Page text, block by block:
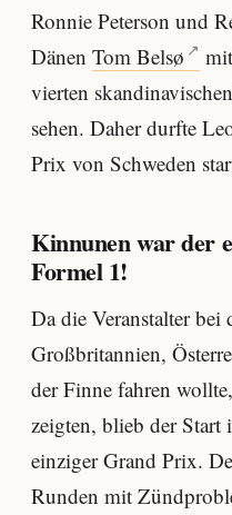
Ronnie Peterson und
Dänen Tom Belsø
vierten
sehen. Daher durfte
Prix von Schweden
Kinnunen war der
Formel 1!
Da die Veranstalter
Großbritannien,
der Finne fahren
zeigten, blieb der
einziger Grand Prix.
Runden mit